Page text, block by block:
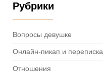
Рубрики
Вопросы девушке
Онлайн-пикап и переписка
Отношения